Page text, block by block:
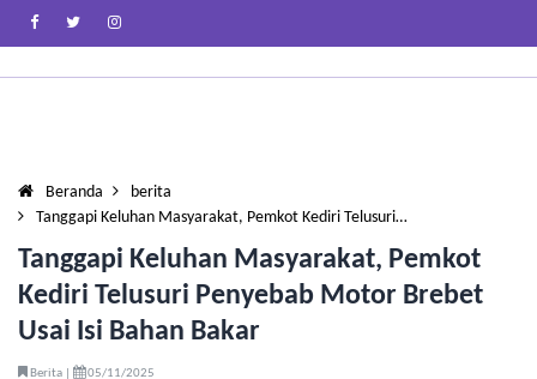
Beranda
berita
Tanggapi Keluhan Masyarakat, Pemkot Kediri Telusuri…
Tanggapi Keluhan Masyarakat, Pemkot
Kediri Telusuri Penyebab Motor Brebet
Usai Isi Bahan Bakar
Berita | 05/11/2025